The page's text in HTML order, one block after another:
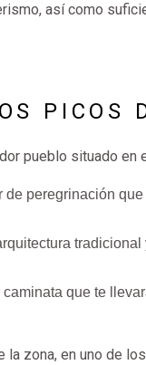
así como
PICOS
pueblo situado
de peregrinación que
que te
la zona, en uno de